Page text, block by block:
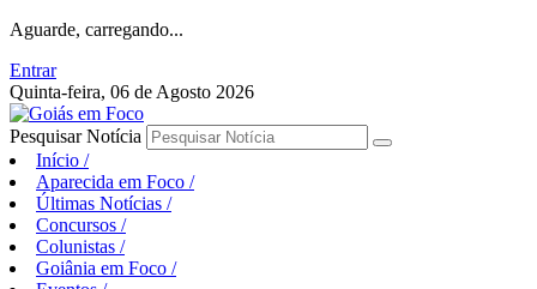
Aguarde, carregando...
Entrar
Quinta-feira, 06 de Agosto 2026
Pesquisar Notícia
Início /
Aparecida em Foco /
Últimas Notícias /
Concursos /
Colunistas /
Goiânia em Foco /